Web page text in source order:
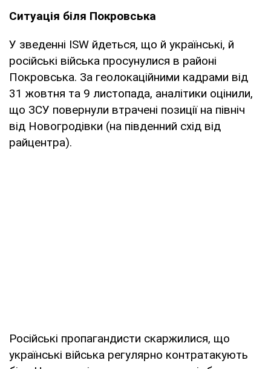
Ситуація біля Покровська
У зведенні ISW йдеться, що й українські, й
російські війська просунулися в районі
Покровська. За геолокаційними кадрами від
31 жовтня та 9 листопада, аналітики оцінили,
що ЗСУ повернули втрачені позиції на північ
від Новогродівки (на південний схід від
райцентра).
Російські пропагандисти скаржилися, що
українські війська регулярно контратакують